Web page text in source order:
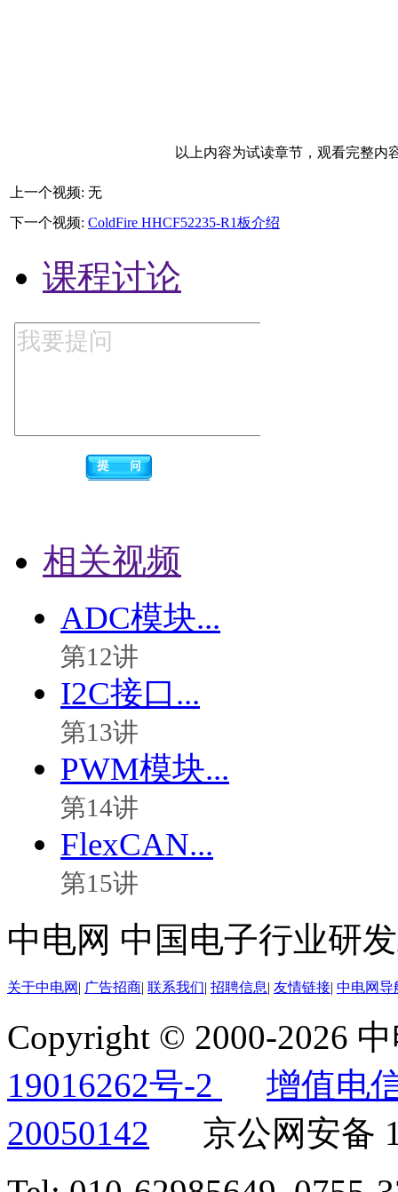
以上内容为试读章节，观看完整内
上一个视频: 无
下一个视频: ColdFire HHCF52235-R1板介绍
课程讨论
相关视频
ADC模块...
第12讲
I2C接口...
第13讲
PWM模块...
第14讲
FlexCAN...
第15讲
中电网 中国电子行业研
关于中电网 | 广告招商| 联系我们| 招聘信息| 友情链接| 中电网导
Copyright © 2000-2026
19016262号-2
增值电
20050142
京公网安备